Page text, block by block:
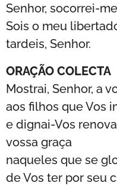
Senhor, socorrei-
Sois o meu
tardeis, Senhor.
ORAÇÃO COLECTA
Mostrai, Senhor, a
aos filhos que Vos
e dignai-Vos
vossa graça
naqueles que se
de Vos ter por seu